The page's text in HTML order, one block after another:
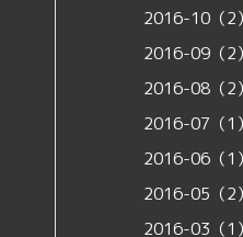
2016-10（2）
2016-09（2）
2016-08（2）
2016-07（1）
2016-06（1）
2016-05（2）
2016-03（1）